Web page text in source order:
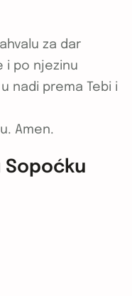
za dar
i po njezinu
nadi prema Tebi i
Amen.
Sopoćku